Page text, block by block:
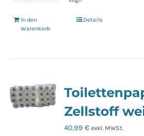
In den
Warenkorb
Details
Zellstoff
40,99€ exkl. MWSt.